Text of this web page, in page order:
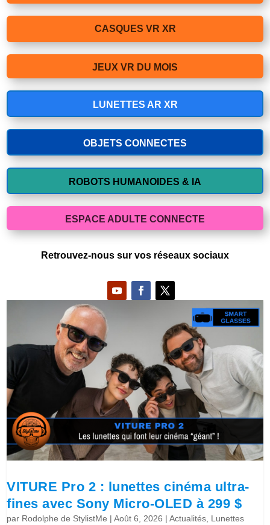
CASQUES VR XR
JEUX VR DU MOIS
LUNETTES AR XR
OBJETS CONNECTES
ROBOTS HUMANOIDES & IA
ESPACE ADULTE CONNECTE
Retrouvez-nous sur vos réseaux sociaux
VITURE Pro 2 : lunettes cinéma ultra-
fines avec Sony Micro-OLED à 299 $
par Rodolphe de StylistMe |Août 6, 2026 |Actualités Lunettes